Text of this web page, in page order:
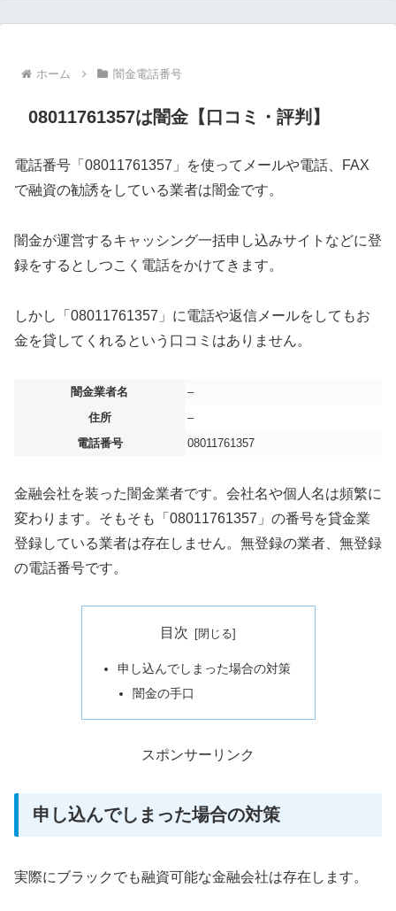
ホーム 闇金電話番号
08011761357は闇金【口コミ・評判】
電話番号「08011761357」を使ってメールや電話、FAX
で融資の勧誘をしている業者は闇金です。
闇金が運営するキャッシング一括申し込みサイトなどに登
録をするとしつこく電話をかけてきます。
しかし「08011761357」に電話や返信メールをしてもお
金を貸してくれるという口コミはありません。
闇金業者名
–
住所
–
電話番号
08011761357
金融会社を装った闇金業者です。会社名や個人名は頻繁に
変わります。そもそも「08011761357」の番号を貸金業
登録している業者は存在しません。無登録の業者、無登録
の電話番号です。
目次
申し込んでしまった場合の対策
闇金の手口
スポンサーリンク
申し込んでしまった場合の対策
実際にブラックでも融資可能な金融会社は存在します。